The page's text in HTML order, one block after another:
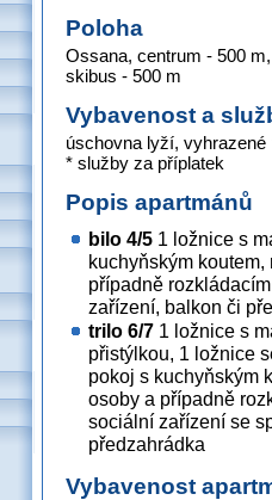
Poloha
Ossana, centrum - 500
skibus - 500 m
Vybavenost a
úschovna lyží,
* služby za příplatek
Popis apartmánů
bilo 4/5 1 ložnice s
kuchyňským
případně
zařízení, balkon či
trilo 6/7 1 ložnice s
přistýlkou, 1 ložnice
pokoj s kuchyňským
osoby a případně
sociální zařízení se
předzahrádka
Vybavenost